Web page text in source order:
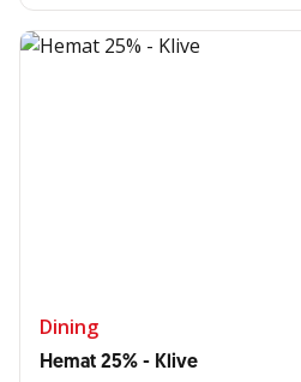
Dining
Hemat 25% - Klive